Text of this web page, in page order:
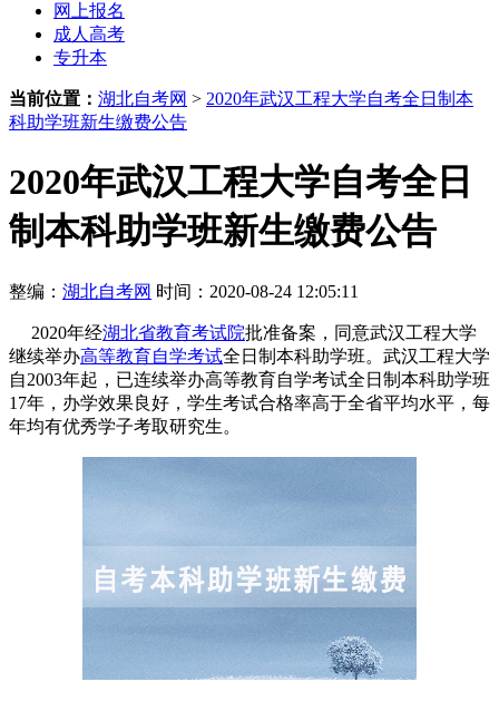
网上报名
成人高考
专升本
当前位置： 湖北自考网 > 2020年武汉工程大学自考全日制本
科助学班新生缴费公告
2020年武汉工程大学自考全日
制本科助学班新生缴费公告
整编： 湖北自考网 时间：2020-08-24 12:05:11
2020年经湖北省教育考试院批准备案，同意武汉工程大学
继续举办高等教育自学考试全日制本科助学班。武汉工程大学
自2003年起，已连续举办高等教育自学考试全日制本科助学班
17年，办学效果良好，学生考试合格率高于全省平均水平，每
年均有优秀学子考取研究生。